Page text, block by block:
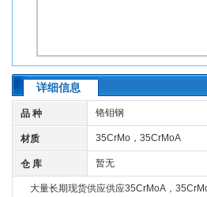
详细信息
品 种 铬钼钢
材质 35CrMo，35CrMoA
仓 库 暂无
大量长期现货供应供应35CrMoA，